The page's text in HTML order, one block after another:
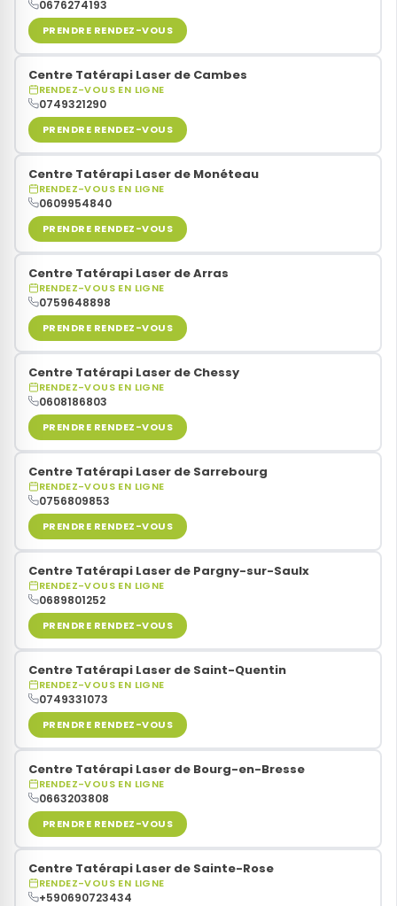
0676274193
PRENDRE RENDEZ-VOUS
Centre Tatérapi Laser de Cambes
RENDEZ-VOUS EN LIGNE
0749321290
PRENDRE RENDEZ-VOUS
Centre Tatérapi Laser de Monéteau
RENDEZ-VOUS EN LIGNE
0609954840
PRENDRE RENDEZ-VOUS
Centre Tatérapi Laser de Arras
RENDEZ-VOUS EN LIGNE
0759648898
PRENDRE RENDEZ-VOUS
Centre Tatérapi Laser de Chessy
RENDEZ-VOUS EN LIGNE
0608186803
PRENDRE RENDEZ-VOUS
Centre Tatérapi Laser de Sarrebourg
RENDEZ-VOUS EN LIGNE
0756809853
PRENDRE RENDEZ-VOUS
Centre Tatérapi Laser de Pargny-sur-Saulx
RENDEZ-VOUS EN LIGNE
0689801252
PRENDRE RENDEZ-VOUS
Centre Tatérapi Laser de Saint-Quentin
RENDEZ-VOUS EN LIGNE
0749331073
PRENDRE RENDEZ-VOUS
Centre Tatérapi Laser de Bourg-en-Bresse
RENDEZ-VOUS EN LIGNE
0663203808
PRENDRE RENDEZ-VOUS
Centre Tatérapi Laser de Sainte-Rose
RENDEZ-VOUS EN LIGNE
+590690723434